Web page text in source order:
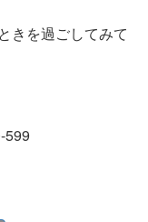
きを過ごしてみて
599